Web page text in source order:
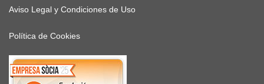
Aviso Legal y Condiciones de Uso
Política de Cookies